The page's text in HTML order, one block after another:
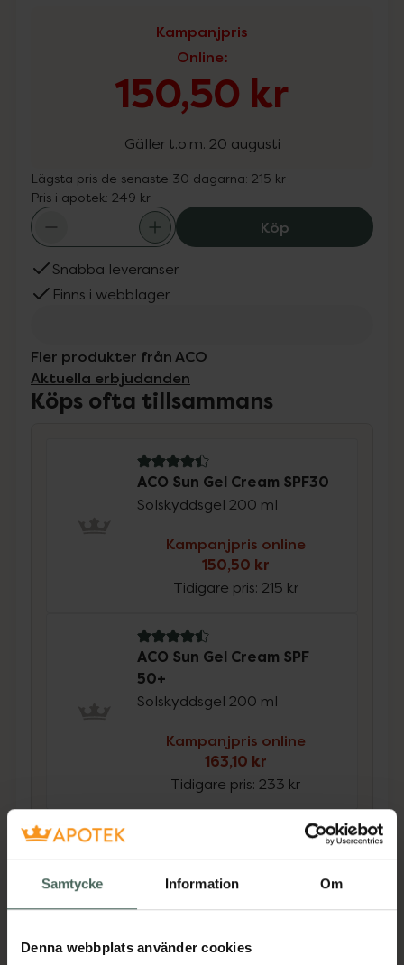
Samtycke Information Om
Denna webbplats använder cookies
Kampanjpris
Online:
150,50 kr
Gäller t.o.m. 20 augusti
Lägsta pris de senaste 30 dagarna: 215 kr
Pris i apotek: 249 kr
KöpACO Sun Gel
Snabba leveranser
Finns i webblager
Fler produkter från ACO
Aktuella erbjudanden
Köps ofta tillsammans
4.4 av 5 i omdöme
ACO Sun Gel Cream SPF30
Solskyddsgel 200 ml
Kampanjpris online
150,50 kr
Tidigare pris: 215 kr
4.5 av 5 i omdöme
ACO Sun Gel Cream SPF
50+
Solskyddsgel 200 ml
Kampanjpris online
163,10 kr
Tidigare pris:233 kr